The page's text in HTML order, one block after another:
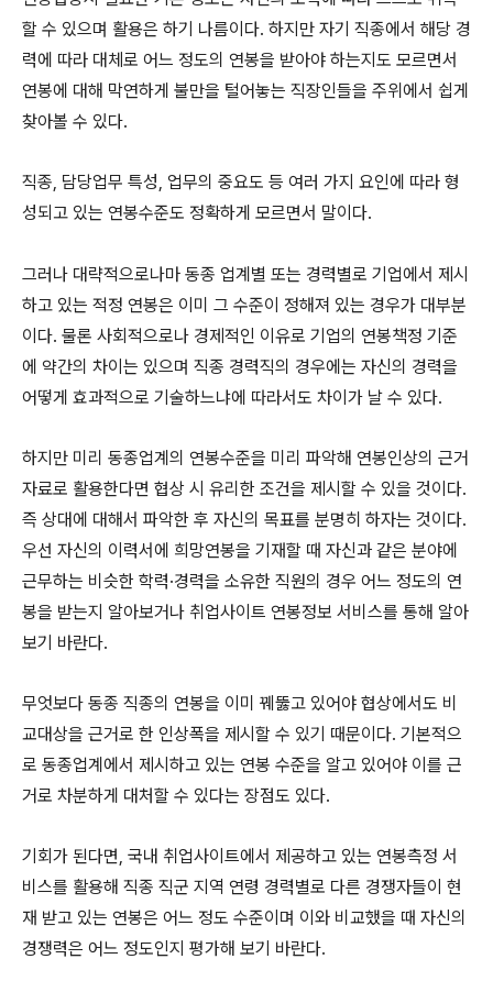
할 수 있으며 활용은 하기 나름이다. 하지만 자기 직종에서 해당 경
력에 따라 대체로 어느 정도의 연봉을 받아야 하는지도 모르면서
연봉에 대해 막연하게 불만을 털어놓는 직장인들을 주위에서 쉽게
찾아볼 수 있다.
직종, 담당업무 특성, 업무의 중요도 등 여러 가지 요인에 따라 형
성되고 있는 연봉수준도 정확하게 모르면서 말이다.
그러나 대략적으로나마 동종 업계별 또는 경력별로 기업에서 제시
하고 있는 적정 연봉은 이미 그 수준이 정해져 있는 경우가 대부분
이다. 물론 사회적으로나 경제적인 이유로 기업의 연봉책정 기준
에 약간의 차이는 있으며 직종 경력직의 경우에는 자신의 경력을
어떻게 효과적으로 기술하느냐에 따라서도 차이가 날 수 있다.
하지만 미리 동종업계의 연봉수준을 미리 파악해 연봉인상의 근거
자료로 활용한다면 협상 시 유리한 조건을 제시할 수 있을 것이다.
즉 상대에 대해서 파악한 후 자신의 목표를 분명히 하자는 것이다.
우선 자신의 이력서에 희망연봉을 기재할 때 자신과 같은 분야에
근무하는 비슷한 학력·경력을 소유한 직원의 경우 어느 정도의 연
봉을 받는지 알아보거나 취업사이트 연봉정보 서비스를 통해 알아
보기 바란다.
무엇보다 동종 직종의 연봉을 이미 꿰뚫고 있어야 협상에서도 비
교대상을 근거로 한 인상폭을 제시할 수 있기 때문이다. 기본적으
로 동종업계에서 제시하고 있는 연봉 수준을 알고 있어야 이를 근
거로 차분하게 대처할 수 있다는 장점도 있다.
기회가 된다면, 국내 취업사이트에서 제공하고 있는 연봉측정 서
비스를 활용해 직종 직군 지역 연령 경력별로 다른 경쟁자들이 현
재 받고 있는 연봉은 어느 정도 수준이며 이와 비교했을 때 자신의
경쟁력은 어느 정도인지 평가해 보기 바란다.